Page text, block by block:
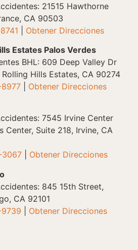
21515 Hawthorne
CA 90503
Obtener Direcciones
Estates Palos Verdes
BHL: 609 Deep Valley Dr
Hills Estates, CA 90274
Obtener Direcciones
7545 Irvine Center
Center, Suite 218, Irvine, CA
Obtener Direcciones
845 15th Street,
CA 92101
Obtener Direcciones